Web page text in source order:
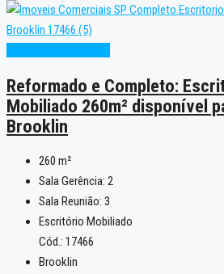
Reformado e Completo:
Mobiliado 260m² disponível
Brooklin
260 m²
Sala Gerência: 2
Sala Reunião: 3
Escritório Mobiliado
Cód.: 17466
Brooklin